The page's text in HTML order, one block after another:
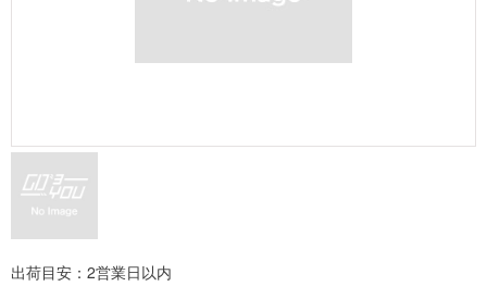
出荷目安：2営業日以内